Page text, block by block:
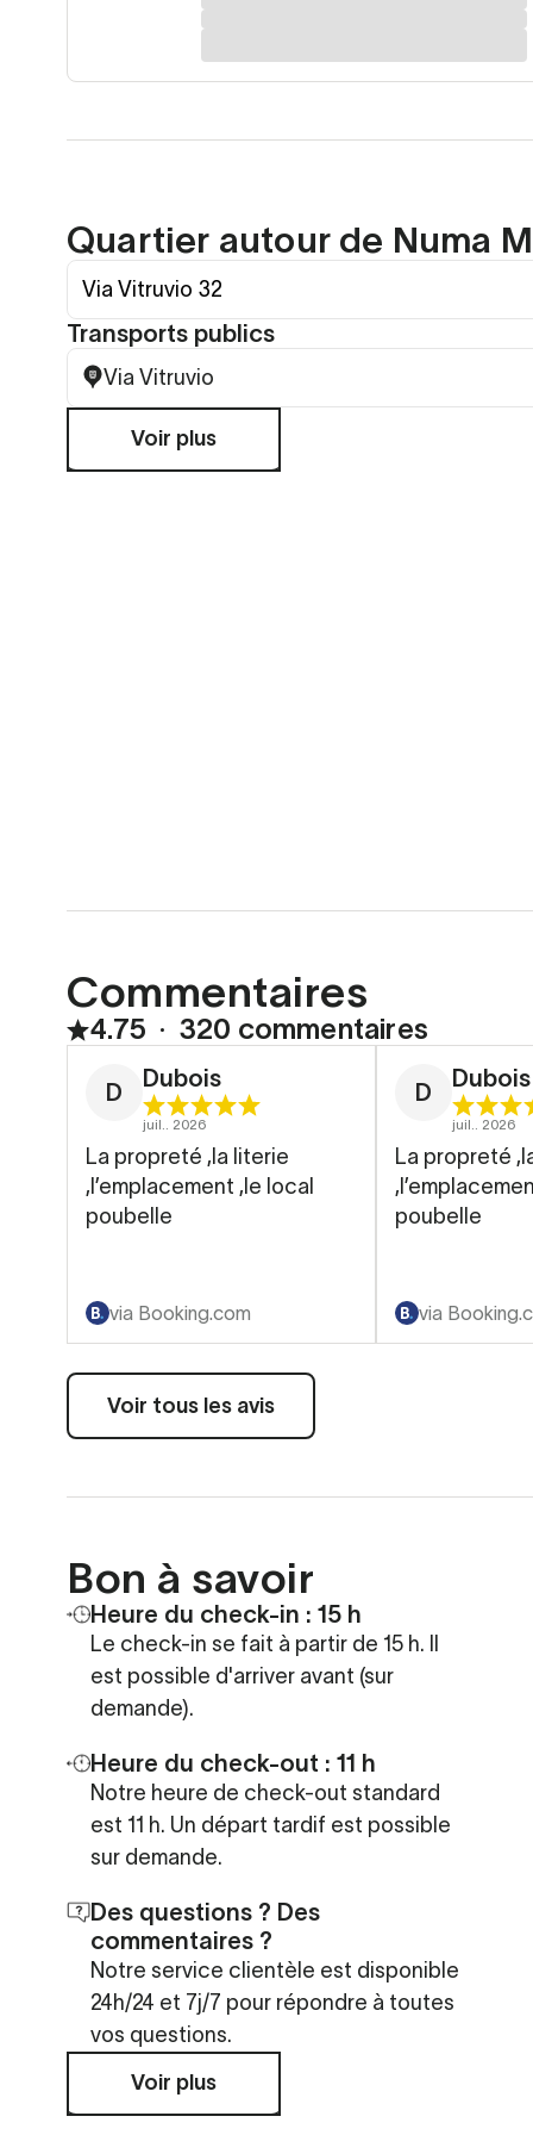
Quartier autour de Numa
Via Vitruvio 32
Transports publics
Via Vitruvio
Voir plus
Commentaires
4.75 ∙ 320 commentaires
D
Dubois
juil.. 2026
La propreté ,la literie
,l’emplacement ,le local
poubelle
via Booking.com
D
Dubois
juil.. 2026
La propreté
poubelle
via
Voir tous les avis
Bon à savoir
Heure du check-in : 15 h
Le check-in se fait à partir de 15 h. Il
est possible d'arriver avant (sur
demande).
Heure du check-out : 11 h
Notre heure de check-out standard
est 11 h. Un départ tardif est possible
sur demande.
Des questions ? Des
commentaires ?
Notre service clientèle est disponible
24h/24 et 7j/7 pour répondre à toutes
vos questions.
Voir plus